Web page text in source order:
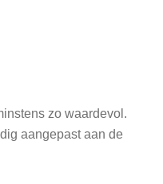
zo waardevol.
aangepast aan de